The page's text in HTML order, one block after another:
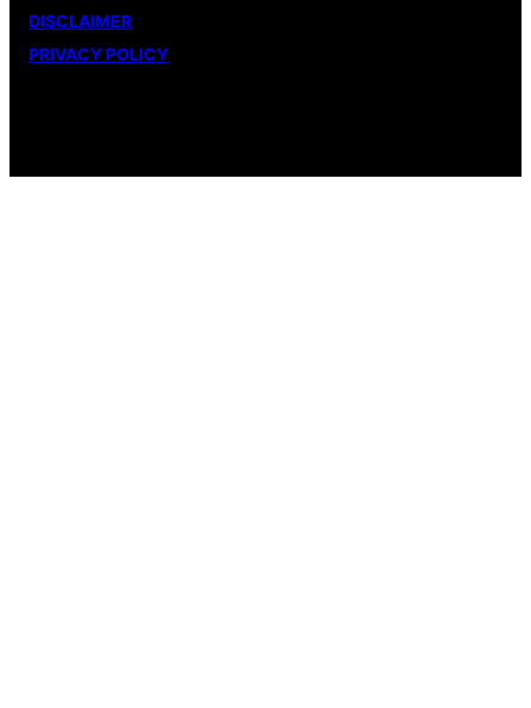
DISCLAIMER
PRIVACY POLICY